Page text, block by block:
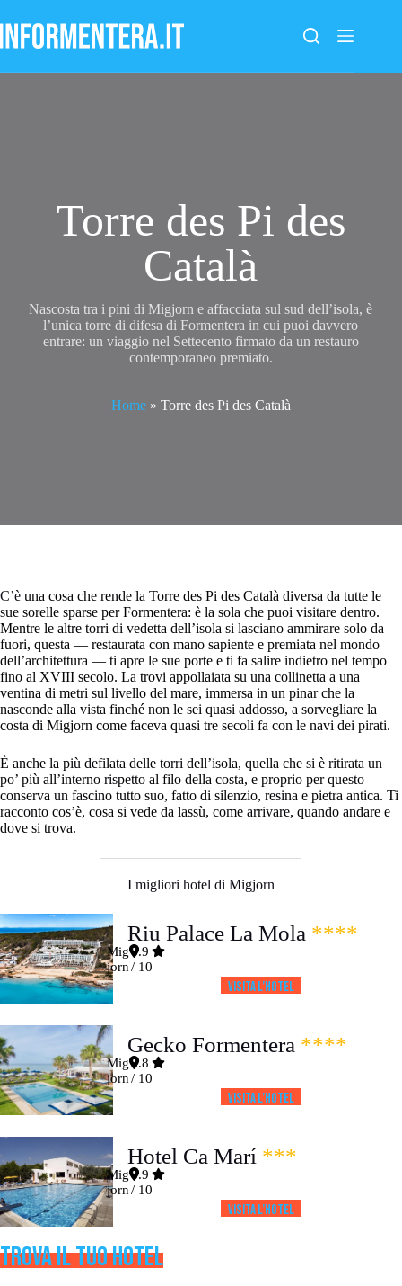
al
contenuto
Torre des Pi des
Català
Nascosta tra i pini di Migjorn e affacciata sul sud dell’isola, è
l’unica torre di difesa di Formentera in cui puoi davvero
entrare: un viaggio nel Settecento firmato da un restauro
contemporaneo premiato.
Home» Torre des Pi des Català
C’è una cosa che rende la Torre des Pi des Català diversa da tutte le
sue sorelle sparse per Formentera: è la sola che puoi visitare dentro.
Mentre le altre torri di vedetta dell’isola si lasciano ammirare solo da
fuori, questa — restaurata con mano sapiente e premiata nel mondo
dell’architettura — ti apre le sue porte e ti fa salire indietro nel tempo
fino al XVIII secolo. La trovi appollaiata su una collinetta a una
ventina di metri sul livello del mare, immersa in un pinar che la
nasconde alla vista finché non le sei quasi addosso, a sorvegliare la
costa di Migjorn come faceva quasi tre secoli fa con le navi dei pirati.
È anche la più defilata delle torri dell’isola, quella che si è ritirata un
po’ più all’interno rispetto al filo della costa, e proprio per questo
conserva un fascino tutto suo, fatto di silenzio, resina e pietra antica. Ti
racconto cos’è, cosa si vede da lassù, come arrivare, quando andare e
dove si trova.
I migliori hotel di Migjorn
Riu Palace La Mola ****
Mig
jorn
8.9
/ 10
Visita l’HOTEL
Gecko Formentera ****
Mig
jorn
8.8
/ 10
Visita l’HOTEL
Hotel Ca Marí ***
Mig
jorn
8.9
/ 10
Visita l’HOTEL
TROVA IL TUO HOTEL